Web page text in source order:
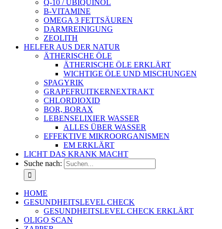
Q-10 / UBIQUINOL
B-VITAMINE
OMEGA 3 FETTSÄUREN
DARMREINIGUNG
ZEOLITH
HELFER AUS DER NATUR
ÄTHERISCHE ÖLE
ÄTHERISCHE ÖLE ERKLÄRT
WICHTIGE ÖLE UND MISCHUNGEN
SPAGYRIK
GRAPEFRUITKERNEXTRAKT
CHLORDIOXID
BOR, BORAX
LEBENSELIXIER WASSER
ALLES ÜBER WASSER
EFFEKTIVE MIKROORGANISMEN
EM ERKLÄRT
LICHT DAS KRANK MACHT
Suche nach:
HOME
GESUNDHEITSLEVEL CHECK
GESUNDHEITSLEVEL CHECK ERKLÄRT
OLIGO SCAN